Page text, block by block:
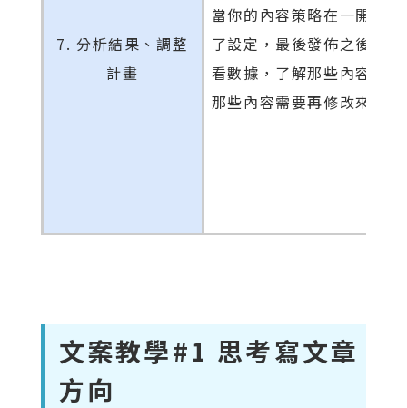
7. 分析結果、調整
計畫
當你的內容策略在一開始
了設定，最後發佈之後就
看數據，了解那些內容獲
那些內容需要再修改來做
文案教學#1 思考寫文章
方向